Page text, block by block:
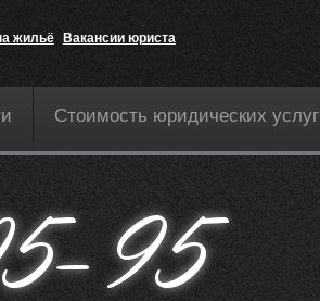
жильё Вакансии юриста
Стоимость юридических услуг